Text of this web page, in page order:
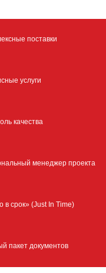
поставки
услуги
качества
менеджер проекта
в срок» (Just In Time)
пакет документов